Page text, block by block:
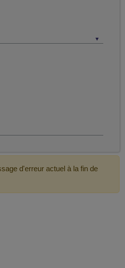
d'erreur actuel à la fin de